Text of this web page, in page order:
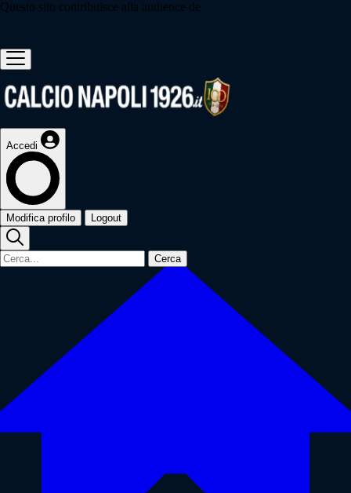
Questo sito contribuisce alla audience de
Accedi
Modifica profilo Logout
Cerca